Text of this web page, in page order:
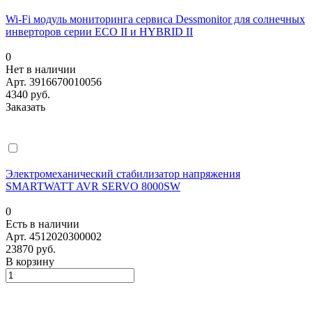
Wi-Fi модуль мониторинга сервиса Dessmonitor для солнечных
инверторов серии ECO II и HYBRID II
0
Нет в наличии
Арт. 3916670010056
4340 руб.
Заказать
Электромеханический стабилизатор напряжения
SMARTWATT AVR SERVO 8000SW
0
Есть в наличии
Арт. 4512020300002
23870 руб.
В корзину